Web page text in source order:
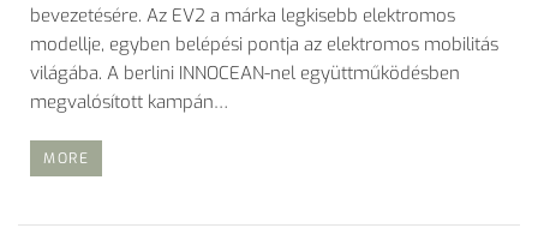
bevezetésére. Az EV2 a márka legkisebb elektromos
modellje, egyben belépési pontja az elektromos mobilitás
világába. A berlini INNOCEAN-nel együttműködésben
megvalósított kampán…
MORE